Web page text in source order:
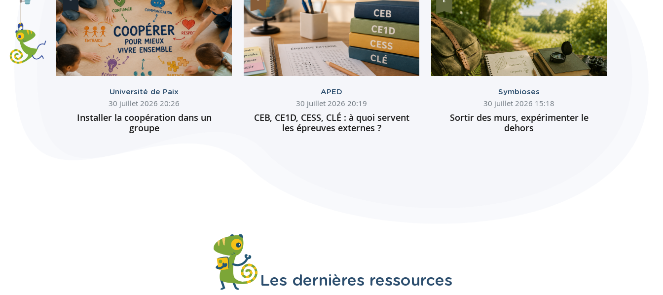
Université de Paix
30 juillet 2026 20:26
Installer la coopération dans un
groupe
APED
30 juillet 2026 20:19
CEB, CE1D, CESS, CLÉ : à quoi servent
les épreuves externes ?
Symbioses
30 juillet 2026 15:18
Sortir des murs, expérimenter le
dehors
Les dernières ressources